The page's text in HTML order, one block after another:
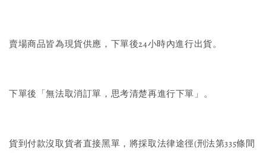
賣場商品皆為現貨供應，下單後24小時內進行出貨。
下單後「無法取消訂單，思考清楚再進行下單」。
貨到付款沒取貨者直接黑單，將採取法律途徑(刑法第335條間